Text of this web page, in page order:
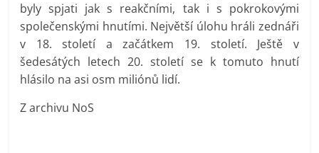
byly spjati jak s reakčními, tak i s pokrokovými
společenskými hnutími. Největší úlohu hráli zednáři
v 18. století a začátkem 19. století. Ještě v
šedesátých letech 20. století se k tomuto hnutí
hlásilo na asi osm miliónů lidí.
Z archivu NoS